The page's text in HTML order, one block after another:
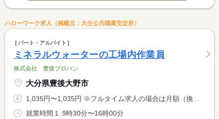
ハローワーク求人（掲載元：大分公共職業安定所）
パート・アルバイト
ミネラルウォーターの工場内作業員
株式会社 豊後プロパン
大分県豊後大野市
1,035円〜1,035円 ※フルタイム求人の場合は月額（換算額）、パート求人の場合は時間額を表示しています。
就業時間１ 9時30分〜16時00分